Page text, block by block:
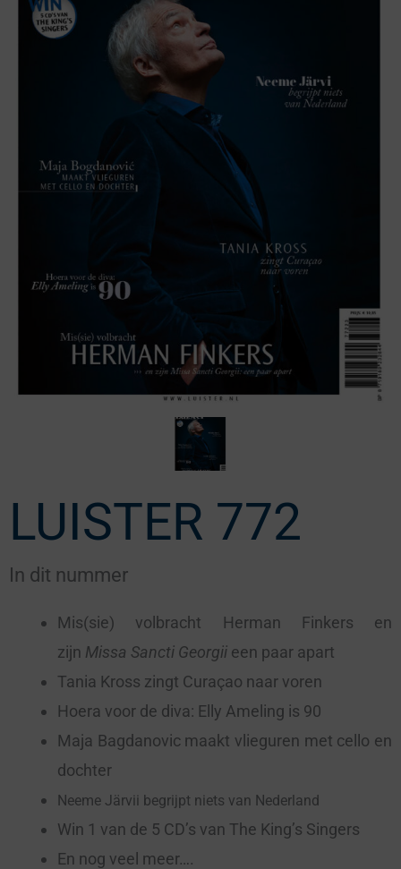
LUISTER 772
In dit nummer
Mis(sie) volbracht Herman Finkers en
zijn Missa Sancti Georgii een paar apart
Tania Kross zingt Curaçao naar voren
Hoera voor de diva: Elly Ameling is 90
Maja Bagdanovic maakt vlieguren met cello en
dochter
Neeme Järvii begrijpt niets van Nederland
Win 1 van de 5 CD’s van The King’s Singers
En nog veel meer….